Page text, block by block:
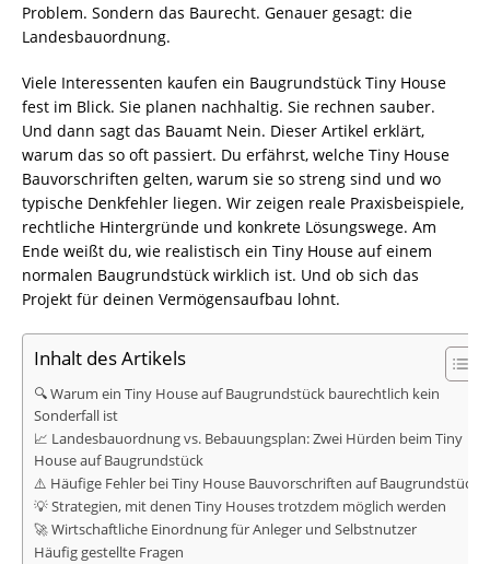
Problem. Sondern das Baurecht. Genauer gesagt: die
Landesbauordnung.
Viele Interessenten kaufen ein Baugrundstück Tiny House
fest im Blick. Sie planen nachhaltig. Sie rechnen sauber.
Und dann sagt das Bauamt Nein. Dieser Artikel erklärt,
warum das so oft passiert. Du erfährst, welche Tiny House
Bauvorschriften gelten, warum sie so streng sind und wo
typische Denkfehler liegen. Wir zeigen reale Praxisbeispiele,
rechtliche Hintergründe und konkrete Lösungswege. Am
Ende weißt du, wie realistisch ein Tiny House auf einem
normalen Baugrundstück wirklich ist. Und ob sich das
Projekt für deinen Vermögensaufbau lohnt.
Inhalt des Artikels
🔍 Warum ein Tiny House auf Baugrundstück baurechtlich kein
Sonderfall ist
📈 Landesbauordnung vs. Bebauungsplan: Zwei Hürden beim Tiny
House auf Baugrundstück
⚠️ Häufige Fehler bei Tiny House Bauvorschriften auf Baugrundstück
💡 Strategien, mit denen Tiny Houses trotzdem möglich werden
🚀 Wirtschaftliche Einordnung für Anleger und Selbstnutzer
Häufig gestellte Fragen